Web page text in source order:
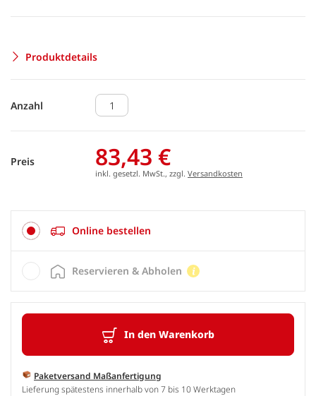
Produktdetails
Anzahl
Preis 83,43 €
inkl. gesetzl. MwSt., zzgl. Versandkosten
Online bestellen
In den Warenkorb
Paketversand Maßanfertigung
Lieferung spätestens innerhalb von 7 bis 10 Werktagen
Reservieren & Abholen